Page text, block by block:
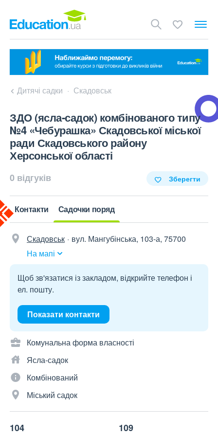
Дитячі садки Скадовськ
ЗДО (ясла-садок) комбінованого типу
№4 «Чебурашка» Скадовської міської
ради Скадовського району
Херсонської області
0 відгуків Зберегти
Контакти Садочки поряд
Скадовськ
вул. Мангубінська, 103-а, 75700
На мапі
Щоб зв'язатися із закладом, відкрийте телефон і
ел. пошту.
Показати контакти
Комунальна форма власності
Ясла-садок
Комбінований
Міський садок
104 109